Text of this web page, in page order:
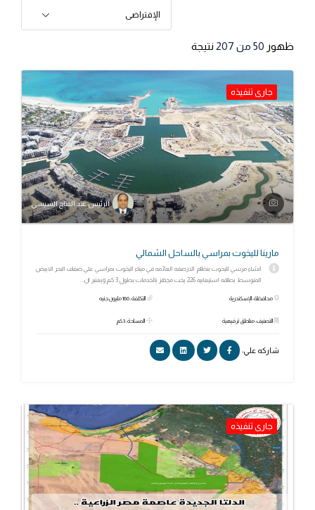
الإفتراضى
ظهور 50 من 207 نتيجة
جارى تنفيذه
الرئيس عبد الفتاح السيسي
مارينا لليخوت بمراسي بالساحل الشمالي
انشاء مرسي لليخوت بنظام الارصفه العائمه في ميناء اليخوت بمراسي علي ضفاف البحر الابيض
المتوسط بطاقه استيعابيه 226 يخت مجهز بالخدمات بطول 3 كم ويعتبر ان...
محافظة: الإسكندرية
التصنيف: مناطق ترفيهية
التكلفة: 160 مليون جنيه
المساحة: 3 كم
شاركه علي:
جارى تنفيذه